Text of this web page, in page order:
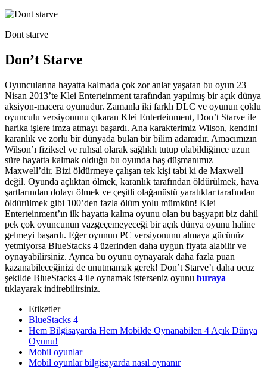
Dont starve
Don’t Starve
Oyuncularına hayatta kalmada çok zor anlar yaşatan bu oyun 23
Nisan 2013’te Klei Enterteinment tarafından yapılmış bir açık dünya
aksiyon-macera oyunudur. Zamanla iki farklı DLC ve oyunun çoklu
oyunculu versiyonunu çıkaran Klei Enterteinment, Don’t Starve ile
harika işlere imza atmayı başardı. Ana karakterimiz Wilson, kendini
karanlık ve zorlu bir dünyada bulan bir bilim adamıdır. Amacımızın
Wilson’ı fiziksel ve ruhsal olarak sağlıklı tutup olabildiğince uzun
süre hayatta kalmak olduğu bu oyunda baş düşmanımız
Maxwell’dir. Bizi öldürmeye çalışan tek kişi tabi ki de Maxwell
değil. Oyunda açlıktan ölmek, karanlık tarafından öldürülmek, hava
şartlarından dolayı ölmek ve çeşitli olağanüstü yaratıklar tarafından
öldürülmek gibi 100’den fazla ölüm yolu mümkün! Klei
Enterteinment’ın ilk hayatta kalma oyunu olan bu başyapıt biz dahil
pek çok oyuncunun vazgeçemeyeceği bir açık dünya oyunu haline
gelmeyi başardı. Eğer oyunun PC versiyonunu almaya gücünüz
yetmiyorsa BlueStacks 4 üzerinden daha uygun fiyata alabilir ve
oynayabilirsiniz. Ayrıca bu oyunu oynayarak daha fazla puan
kazanabileceğinizi de unutmamak gerek! Don’t Starve’ı daha ucuz
şekilde BlueStacks 4 ile oynamak isterseniz oyunu buraya
tıklayarak indirebilirsiniz.
Etiketler
BlueStacks 4
Hem Bilgisayarda Hem Mobilde Oynanabilen 4 Açık Dünya
Oyunu!
Mobil oyunlar
Mobil oyunlar bilgisayarda nasıl oynanır